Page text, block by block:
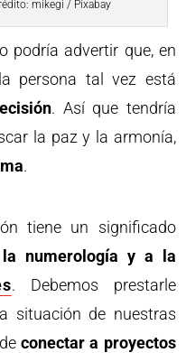
mikegi / Pixabay
podría advertir que, en
persona tal vez está
. Así que tendría
la paz y la armonía,
.
tiene un significado
numerología y a la
. Debemos prestarle
situación de nuestras
conectar a proyectos